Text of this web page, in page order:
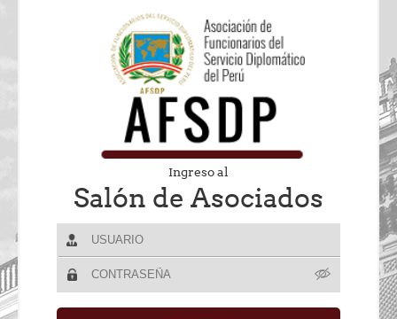
Ingreso al
Salón de Asociados